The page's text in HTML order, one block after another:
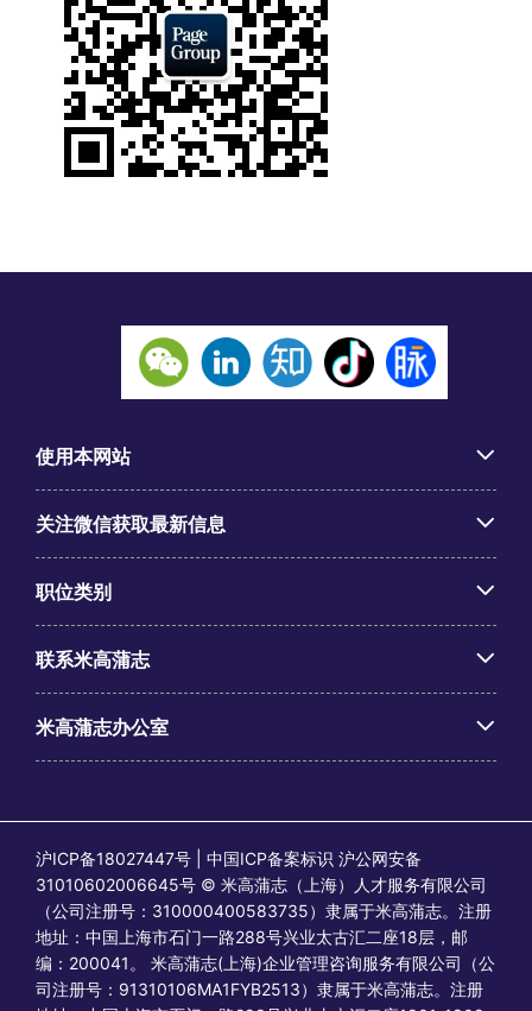
使用本网站
关注微信获取最新信息
职位类别
联系米高蒲志
米高蒲志办公室
沪ICP备18027447号 | 中国ICP备案标识 沪公网安备
31010602006645号 © 米高蒲志（上海）人才服务有限公司
（公司注册号：310000400583735）隶属于米高蒲志。注册
地址：中国上海市石门一路288号兴业太古汇二座18层，邮
编：200041。 米高蒲志(上海)企业管理咨询服务有限公司（公
司注册号：91310106MA1FYB2513）隶属于米高蒲志。注册